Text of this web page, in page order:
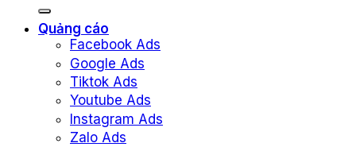
Quảng cáo
Facebook Ads
Google Ads
Tiktok Ads
Youtube Ads
Instagram Ads
Zalo Ads